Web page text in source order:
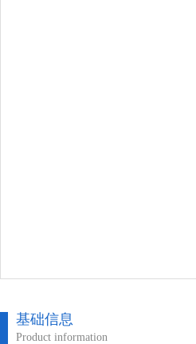
基础信息
Product information